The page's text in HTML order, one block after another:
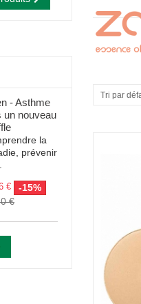
Tri par
- Asthme
un nouveau
la
prévenir
€
-15%
€